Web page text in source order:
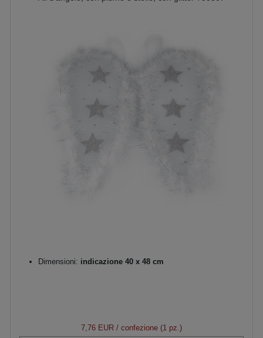
Dimensioni: indicazione 40 x 48 cm
7,76 EUR / confezione (1 pz.)